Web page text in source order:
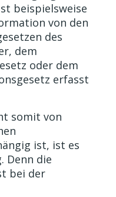
beispielsweise
von den
des
dem
oder dem
erfasst
somit von
ist, ist es
Denn die
bei der